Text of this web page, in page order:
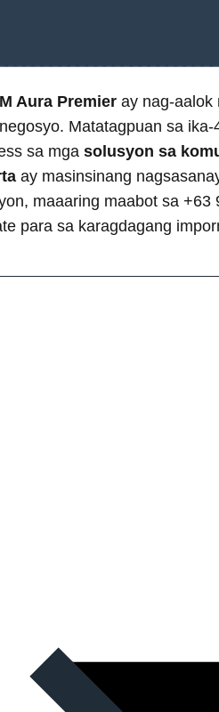
Aura Premier ay nag-aalok
Matatagpuan sa
sa mga solusyon sa
ay masinsinang
maaaring maabot sa
para sa karagdagang